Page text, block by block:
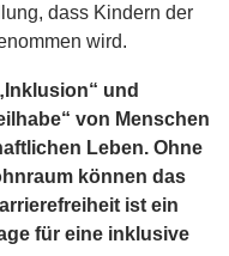
dass Kindern der
wird.
und
von Menschen
Leben. Ohne
können das
ist ein
für eine inklusive